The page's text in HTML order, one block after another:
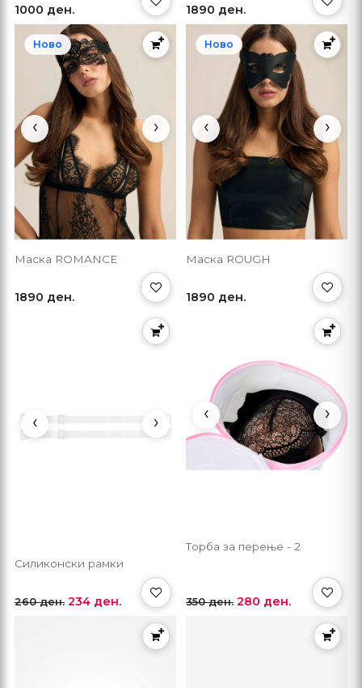
1000 ден. 1890 ден.
‹ ›
Ново
Маска ROMANCE
1890 ден.
‹ ›
Ново
Маска ROUGH
1890 ден.
‹ ›
Силиконски рамки
260 ден. 234 ден.
‹ ›
Торба за перење - 2
350 ден. 280 ден.